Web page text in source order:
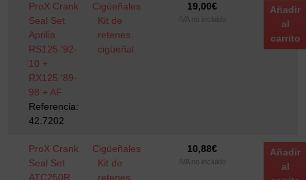
ProX Crank
Seal Set
Aprilia
RS125 '92-
10 +
RX125 '89-
98 + AF
Referencia:
42.7202
Cigüeñales
Kit de
retenes
cigüeñal
19,00€
IVA no incluido
Añadir
al
carrito
ProX Crank
Seal Set
ATC250R
Cigüeñales
Kit de
retenes
10,88€
IVA no incluido
Añadir
al